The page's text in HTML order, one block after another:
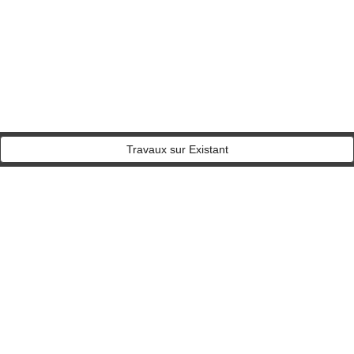
Travaux sur Existant